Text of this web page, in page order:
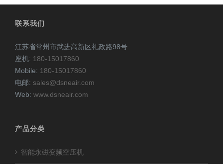
联系我们
江苏省常州市武进高新区礼政路98号
座机: 180-15017860
Mobile: 180-15017860
电邮: sales@dsneair.com
Web: www.dsneair.com
产品分类
智能永磁变频空压机